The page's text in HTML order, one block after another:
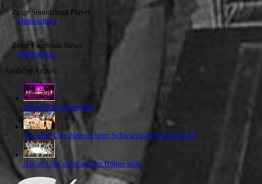
ZeigeSoundcloud Player
Datenschutz
Zeige Facebook News
Datenschutz
Ähnliche Artikel
SahneMixx begeisterte
Als wäre Udo Jürgens beim Schwarzwald Musikfestival
Als ob Udo selbst auf der Bühne steht